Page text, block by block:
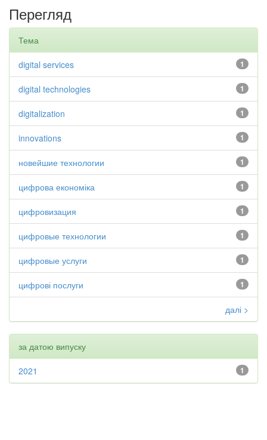
Перегляд
Тема
1
digital services
1
digital technologies
1
digitalization
1
innovations
1
новейшие технологии
1
цифрова економіка
1
цифровизация
1
цифровые технологии
1
цифровые услуги
1
цифрові послуги
далі >
за датою випуску
1
2021